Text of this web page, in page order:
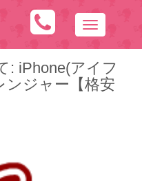
N
a
v
i
: iPhone(アイフ
ンジャー【格安